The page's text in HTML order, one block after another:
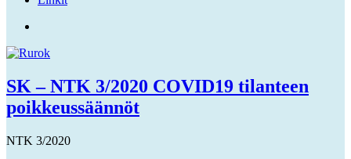
SK – NTK 3/2020 COVID19 tilanteen
poikkeussäännöt
NTK 3/2020